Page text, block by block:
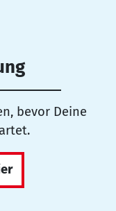
bevor Deine